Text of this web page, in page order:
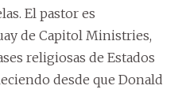
El pastor es
de Capitol Ministries,
religiosas de Estados
desde que Donald